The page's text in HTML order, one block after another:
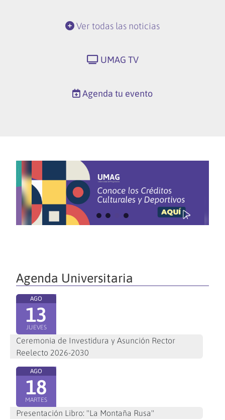
Ver todas las noticias
UMAG TV
Agenda tu evento
Agenda Universitaria
AGO
13
JUEVES
Ceremonia de Investidura y Asunción Rector
Reelecto 2026-2030
AGO
18
MARTES
Presentación Libro: "La Montaña Rusa"